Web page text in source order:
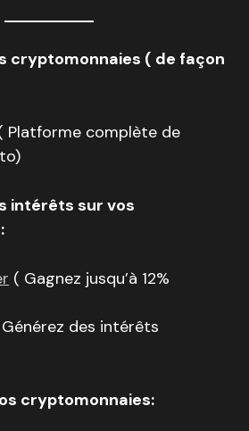
cryptomonnaies ( de façon
Platforme complète de
intérêts sur vos
( Gagnez jusqu’à 12%
des intérêts
cryptomonnaies: